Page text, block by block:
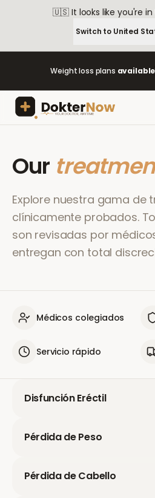
🇺🇸 It looks like you're in
Switch to United
Weight loss plans available
Our
Explore nuestra gama de
clínicamente probados.
son revisadas por
entregan con total
Médicos colegiados
Servicio rápido
Disfunción Eréctil
Pérdida de Peso
Pérdida de Cabello